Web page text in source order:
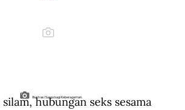
Illustrasi Surga bagi Keberagaman.
silam, hubungan seks sesama